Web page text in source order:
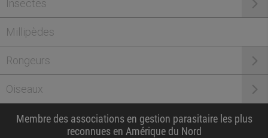
Insectes
Millipèdes
Rongeurs
Oiseaux
Membre des associations en gestion parasitaire les plus
reconnues en Amérique du Nord